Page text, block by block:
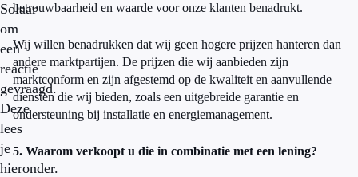
Solaar
om
een
reactie
gevraagd.
Deze
lees
je
hieronder.
betrouwbaarheid en waarde voor onze klanten benadrukt.
Wij willen benadrukken dat wij geen hogere prijzen hanteren dan
andere marktpartijen. De prijzen die wij aanbieden zijn
marktconform en zijn afgestemd op de kwaliteit en aanvullende
diensten die wij bieden, zoals een uitgebreide garantie en
ondersteuning bij installatie en energiemanagement.
5. Waarom verkoopt u die in combinatie met een lening?